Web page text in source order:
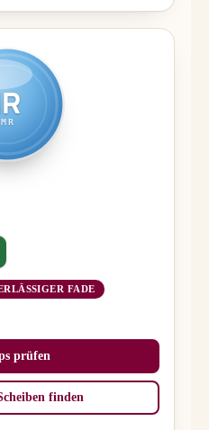
MR
FADE
prüfen
finden